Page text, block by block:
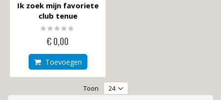
Ik zoek mijn favoriete
club tenue
Rating:
0%
€ 0,00
Toevoegen
Toon